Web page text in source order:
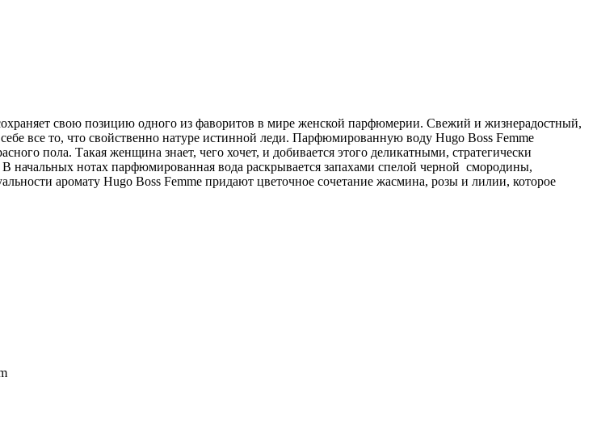
свою позицию одного из фаворитов в мире женской парфюмерии. Свежий и жизнерадостный,
все то, что свойственно натуре истинной леди. Парфюмированную воду Hugo Boss Femme
пола. Такая женщина знает, чего хочет, и добивается этого деликатными, стратегически
нотах парфюмированная вода раскрывается запахами спелой черной смородины,
аромату Hugo Boss Femme придают цветочное сочетание жасмина, розы и лилии, которое